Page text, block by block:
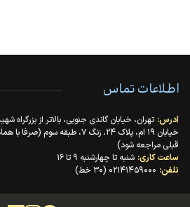
اطلاعات تماس
آدرس: تهران، خیابان گاندی جنوبی، بالاتر از بزرگراه
خیابان ۱۹ ام، پلاک ۲۴، زنگ ۷، طبقه سوم (صرفا
قبلی مراجعه شود)
ساعت کاری: شنبه تا چهارشنبه ۹ تا ۱۶
تلفن: ۰۲۱۴۱۴۵۹۰۰۰ (۳۰ خط)